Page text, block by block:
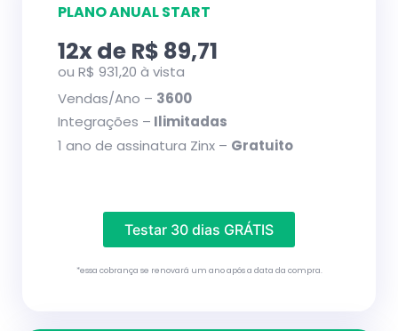
PLANO ANUAL START
12x de R$ 89,71
ou R$ 931,20 à vista
Vendas/Ano – 3600
Integrações – Ilimitadas
1 ano de assinatura Zinx – Gratuito
Testar 30 dias GRÁTIS
*essa cobrança se renovará um ano após a data da compra.